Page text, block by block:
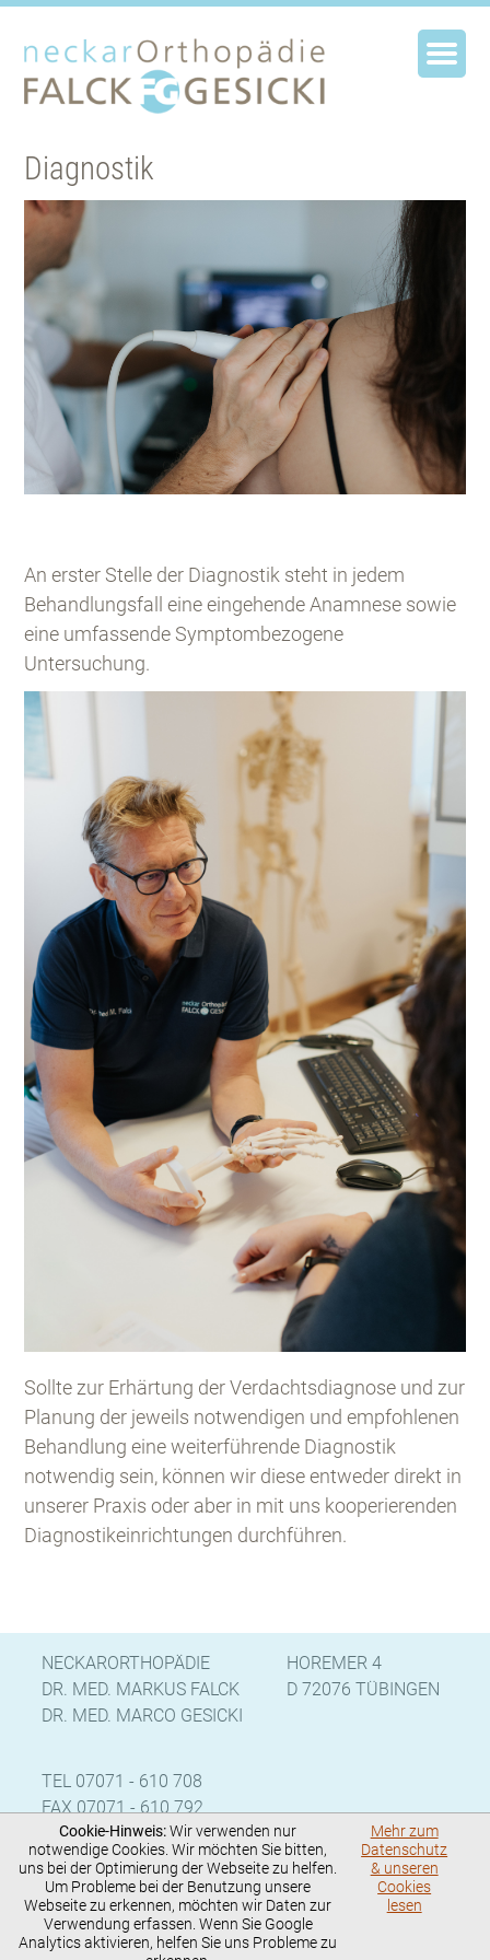
Diagnostik
An erster Stelle der Diagnostik steht in jedem
Behandlungsfall eine eingehende Anamnese sowie
eine umfassende Symptombezogene
Untersuchung.
Sollte zur Erhärtung der Verdachtsdiagnose und zur
Planung der jeweils notwendigen und empfohlenen
Behandlung eine weiterführende Diagnostik
notwendig sein, können wir diese entweder direkt in
unserer Praxis oder aber in mit uns kooperierenden
Diagnostikeinrichtungen durchführen.
NECKARORTHOPÄDIE
DR. MED. MARKUS FALCK
DR. MED. MARCO GESICKI
HOREMER 4
D 72076 TÜBINGEN
TEL 07071 - 610 708
FAX 07071 - 610 792
SPRECHSTUNDEN MO-DO 8:00 - 17:00
FR. 8-13.30 UHR UND NACH VEREINBARUNG
BG - ARBEITSUNFÄLLE DURCHGÄNGIG JEDERZEIT
Cookie-Hinweis:Wir verwenden nur
notwendige Cookies. Wir möchten Sie bitten,
uns bei der Optimierung der Webseite zu helfen.
Um Probleme bei der Benutzung unsere
Webseite zu erkennen, möchten wir Daten zur
Verwendung erfassen. Wenn Sie Google
Analytics aktivieren, helfen Sie uns Probleme zu
Mehr zum
Datenschutz
& unseren
Cookies
lesen